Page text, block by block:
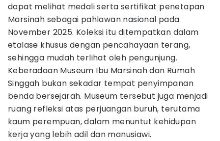
dapat melihat medali serta sertifikat penetapan
Marsinah sebagai pahlawan nasional pada
November 2025. Koleksi itu ditempatkan dalam
etalase khusus dengan pencahayaan terang,
sehingga mudah terlihat oleh pengunjung.
Keberadaan Museum Ibu Marsinah dan Rumah
Singgah bukan sekadar tempat penyimpanan
benda bersejarah. Museum tersebut juga menjadi
ruang refleksi atas perjuangan buruh, terutama
kaum perempuan, dalam menuntut kehidupan
kerja yang lebih adil dan manusiawi.